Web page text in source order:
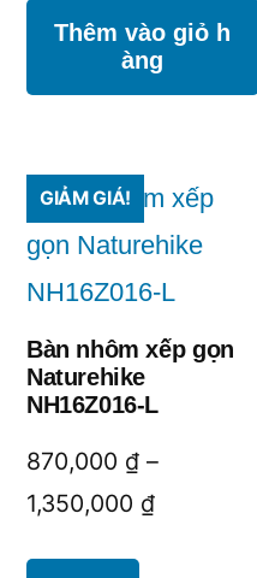
là:
915,000 ₫.
Thêm vào giỏ h
àng
GIẢM GIÁ!
Bàn nhôm xếp gọn
Naturehike
NH16Z016-L
870,000 ₫ –
1,350,000 ₫Khoảng